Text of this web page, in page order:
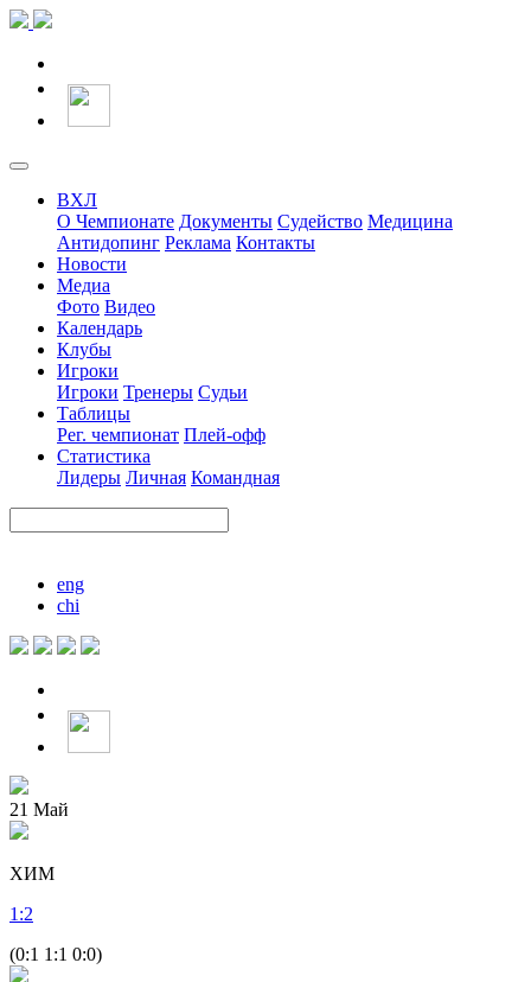
ВХЛ
О Чемпионате Документы Судейство Медицина
Антидопинг Реклама Контакты
Новости
Медиа
Фото Видео
Календарь
Клубы
Игроки
Игроки Тренеры Судьи
Таблицы
Рег. чемпионат Плей-офф
Статистика
Лидеры Личная Командная
eng
chi
21 Май
ХИМ
1 :2
(0:1 1:1 0:0)